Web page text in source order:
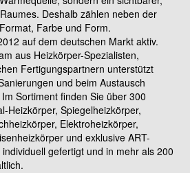
Deshalb zählen neben der
Farbe und Form.
auf dem deutschen Markt aktiv.
aus Heizkörper-Spezialisten,
Fertigungspartnern unterstützt
und beim Austausch
Sortiment finden Sie über 300
Heizkörper, Spiegelheizkörper,
Elektroheizkörper,
und exklusive ART-
gefertigt und in mehr als 200